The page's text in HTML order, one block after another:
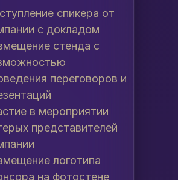
спикера от
с докладом
стенда с
переговоров и
в мероприятии
представителей
логотипа
на фотостене